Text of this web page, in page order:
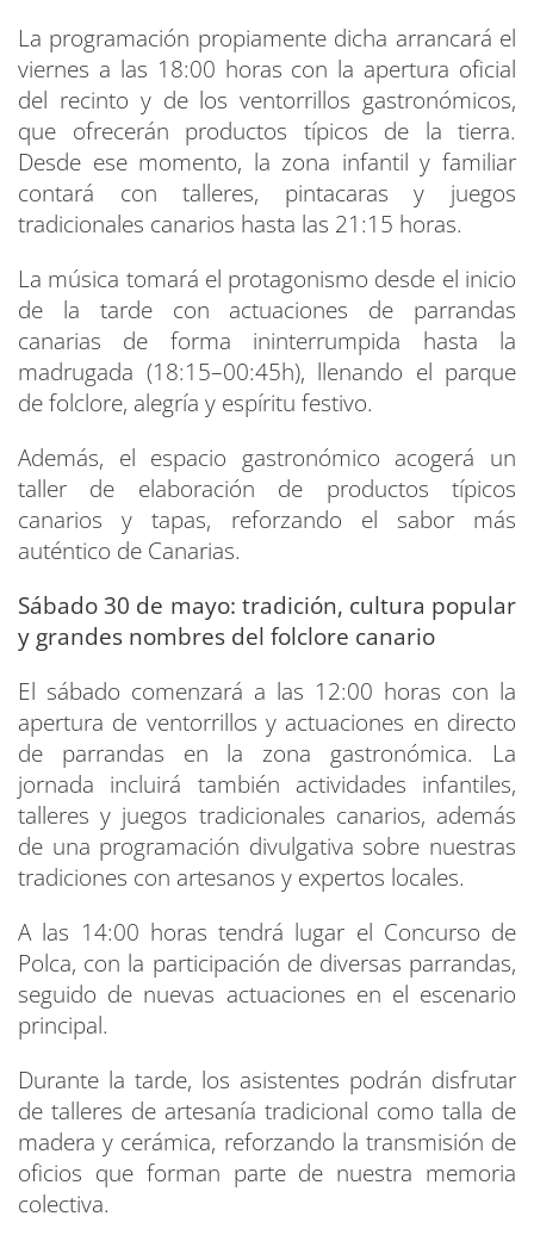
La programación propiamente dicha arrancará el
viernes a las 18:00 horas con la apertura oficial
del recinto y de los ventorrillos gastronómicos,
que ofrecerán productos típicos de la tierra.
Desde ese momento, la zona infantil y familiar
contará con talleres, pintacaras y juegos
tradicionales canarios hasta las 21:15 horas.
La música tomará el protagonismo desde el inicio
de la tarde con actuaciones de parrandas
canarias de forma ininterrumpida hasta la
madrugada (18:15–00:45h), llenando el parque
de folclore, alegría y espíritu festivo.
Además, el espacio gastronómico acogerá un
taller de elaboración de productos típicos
canarios y tapas, reforzando el sabor más
auténtico de Canarias.
Sábado 30 de mayo: tradición, cultura popular
y grandes nombres del folclore canario
El sábado comenzará a las 12:00 horas con la
apertura de ventorrillos y actuaciones en directo
de parrandas en la zona gastronómica. La
jornada incluirá también actividades infantiles,
talleres y juegos tradicionales canarios, además
de una programación divulgativa sobre nuestras
tradiciones con artesanos y expertos locales.
A las 14:00 horas tendrá lugar el Concurso de
Polca, con la participación de diversas parrandas,
seguido de nuevas actuaciones en el escenario
principal.
Durante la tarde, los asistentes podrán disfrutar
de talleres de artesanía tradicional como talla de
madera y cerámica, reforzando la transmisión de
oficios que forman parte de nuestra memoria
colectiva.